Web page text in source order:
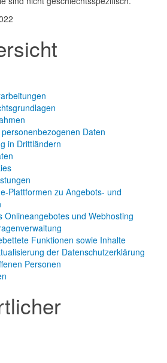
Daten
in Drittländern
Plattformen zu Angebots- und
Onlineangebotes und Webhosting
Funktionen sowie Inhalte
der Datenschutzerklärung
Personen